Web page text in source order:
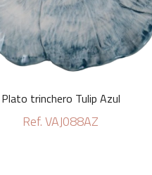
Plato trinchero Tulip Azul
Ref. VAJ088AZ